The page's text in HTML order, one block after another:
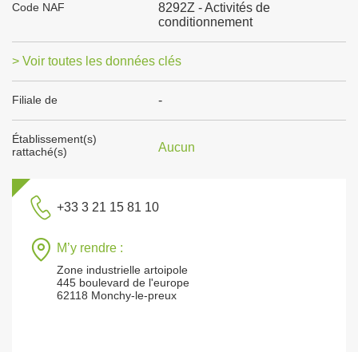
Code NAF
8292Z - Activités de
conditionnement
> Voir toutes les données clés
Filiale de -
Établissement(s)
rattaché(s)
Aucun
+33 3 21 15 81 10
M’y rendre :
Zone industrielle artoipole
445 boulevard de l'europe
62118 Monchy-le-preux